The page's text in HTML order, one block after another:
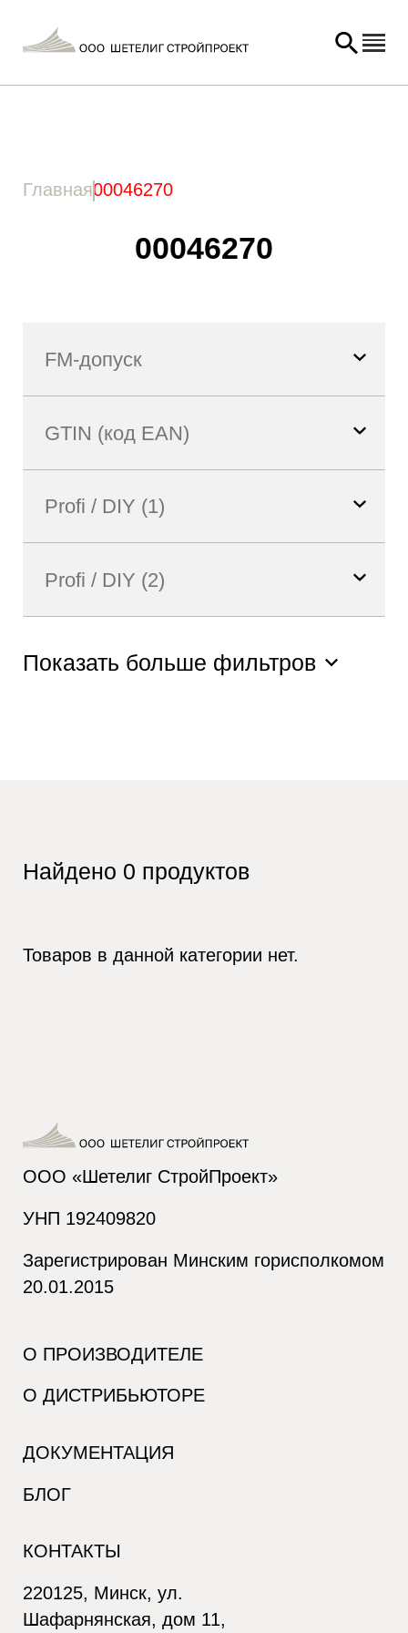
Главная00046270
00046270
Показать больше фильтров
Найдено 0 продуктов
Товаров в данной категории нет.
ООО «Шетелиг СтройПроект»
УНП 192409820
Зарегистрирован Минским горисполкомом
20.01.2015
О ПРОИЗВОДИТЕЛЕ
О ДИСТРИБЬЮТОРЕ
ДОКУМЕНТАЦИЯ
БЛОГ
КОНТАКТЫ
220125, Минск, ул.
Шафарнянская, дом 11,